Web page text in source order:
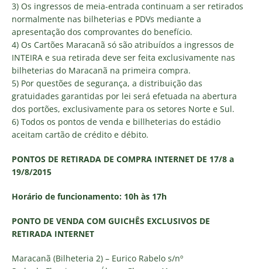
3) Os ingressos de meia-entrada continuam a ser retirados
normalmente nas bilheterias e PDVs mediante a
apresentação dos comprovantes do benefício.
4) Os Cartões Maracanã só são atribuídos a ingressos de
INTEIRA e sua retirada deve ser feita exclusivamente nas
bilheterias do Maracanã na primeira compra.
5) Por questões de segurança, a distribuição das
gratuidades garantidas por lei será efetuada na abertura
dos portões, exclusivamente para os setores Norte e Sul.
6) Todos os pontos de venda e billheterias do estádio
aceitam cartão de crédito e débito.
PONTOS DE RETIRADA DE COMPRA INTERNET DE 17/8 a
19/8/2015
Horário de funcionamento: 10h às 17h
PONTO DE VENDA COM GUICHÊS EXCLUSIVOS DE
RETIRADA INTERNET
Maracanã (Bilheteria 2) – Eurico Rabelo s/nº